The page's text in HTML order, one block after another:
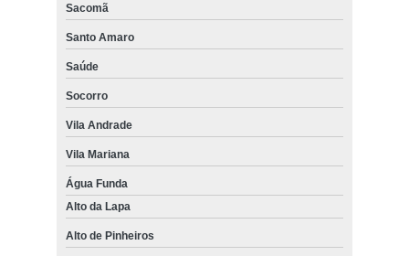
Sacomã
Santo Amaro
Saúde
Socorro
Vila Andrade
Vila Mariana
Água Funda
Alto da Lapa
Alto de Pinheiros